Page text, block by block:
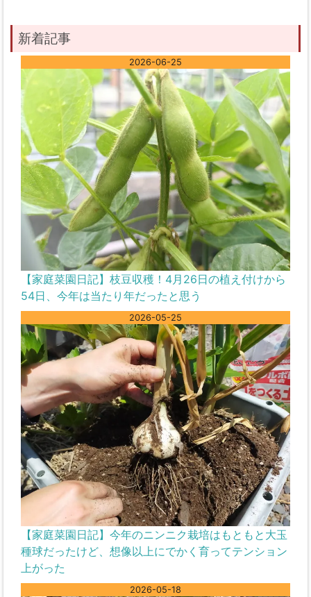
新着記事
2026-06-25
【家庭菜園日記】枝豆収穫！4月26日の植え付けから
54日、今年は当たり年だったと思う
2026-05-25
【家庭菜園日記】今年のニンニク栽培はもともと大玉
種球だったけど、想像以上にでかく育ってテンション
上がった
2026-05-18